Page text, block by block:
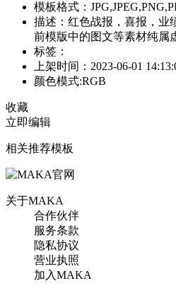
模板格式：
描述：红色战报，喜报，
前模版中的图文等素材纯属
标签：
上架时间：2023-06-01
颜色模式:RGB
收藏
立即编辑
相关推荐模板
关于MAKA
合作伙伴
服务条款
隐私协议
营业执照
加入MAKA